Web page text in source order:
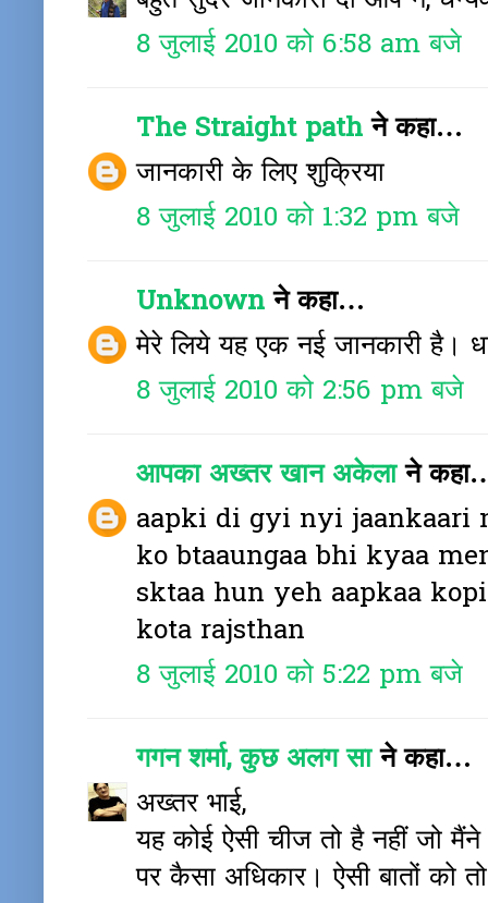
8 जुलाई 2010 को 6:58 am बजे
The Straight pathने कहा…
जानकारी के लिए शुक्रिया
8 जुलाई 2010 को 1:32 pm बजे
Unknownने कहा…
मेरे लिये यह एक नई जानकारी है।
8 जुलाई 2010 को 2:56 pm बजे
आपका अख्तर खान अकेलाने
aapki di gyi nyi jaankaari
ko btaaungaa bhi kyaa
sktaa hun yeh aapkaa
kota rajsthan
8 जुलाई 2010 को 5:22 pm बजे
गगन शर्मा, कुछ अलग साने कहा…
अख्तर भाई,
यह कोई ऐसी चीज तो है नहीं जो
पर कैसा अधिकार। ऐसी बातों को